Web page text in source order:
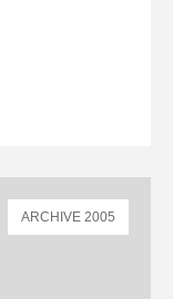
ARCHIVE 2005